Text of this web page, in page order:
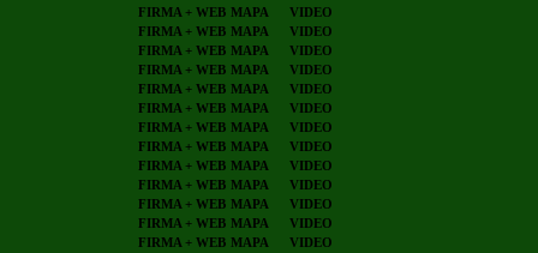
FIRMA + WEB MAPA
VIDEO
FIRMA + WEB MAPA
VIDEO
FIRMA + WEB MAPA
VIDEO
FIRMA + WEB MAPA
VIDEO
FIRMA + WEB MAPA
VIDEO
FIRMA + WEB MAPA
VIDEO
FIRMA + WEB MAPA
VIDEO
FIRMA + WEB MAPA
VIDEO
FIRMA + WEB MAPA
VIDEO
FIRMA + WEB MAPA
VIDEO
FIRMA + WEB MAPA
VIDEO
FIRMA + WEB MAPA
VIDEO
FIRMA + WEB MAPA
VIDEO